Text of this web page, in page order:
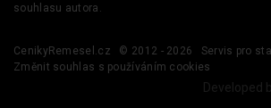
souhlasu autora.
CenikyRemesel.cz © 2012 - 2026
Servis pro
Změnit souhlas s používáním cookies
Developed